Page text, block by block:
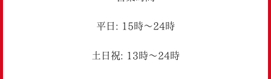
平日: 15時〜24時
土日祝: 13時〜24時